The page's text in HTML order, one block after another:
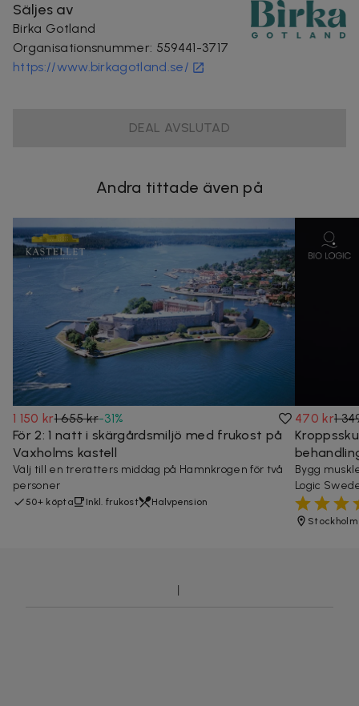
Säljes av
Birka Gotland
Organisationsnummer: 559441-3717
https://www.birkagotland.se/
DEAL AVSLUTAD
Andra tittade även på
1 150 kr1 655 kr-31%
För 2: 1 natt i skärgårdsmiljö med frukost på
Vaxholms kastell
Välj till en trerätters middag på Hamnkrogen för två
personer
50+ köpta Inkl. frukost Halvpension
470 kr1
Bygg
Logic
Stockholm